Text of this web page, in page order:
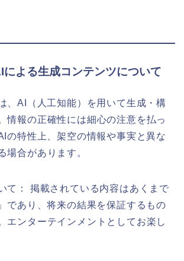
よる生成コンテンツについて
、AI（人工知能）を用いて生成・構
情報の正確性には細心の注意を払っ
の特性上、架空の情報や事実と異な
場合があります。
て： 掲載されている内容はあくまで
であり、将来の結果を保証するもの
エンターテインメントとしてお楽し